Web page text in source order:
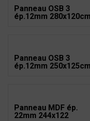
Panneau OSB 3
ép.12mm 280x120cm
Panneau OSB 3
ép.12mm 250x125cm
Panneau MDF ép.
22mm 244x122